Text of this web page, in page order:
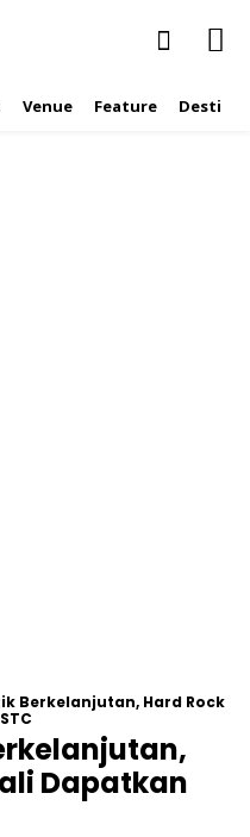
Venue Feature
Berkelanjutan, Hard Rock
Dapatkan